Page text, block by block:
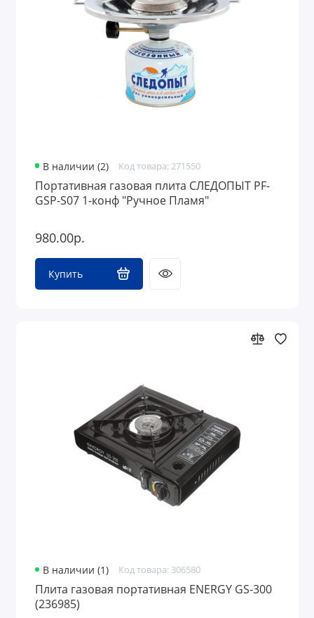
Дизайн интерьера
Фермерские товары
В наличии (2) Код товара: 271550
Портативная газовая плита СЛЕДОПЫТ PF-
GSP-S07 1-конф "Ручное Пламя"
980.00р.
Купить
В наличии (1) Код товара: 306580
Плита газовая портативная ENERGY GS-300
(236985)